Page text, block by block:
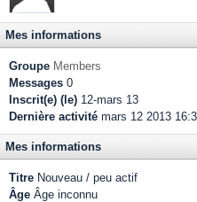
Mes informations
Groupe Members
Messages 0
Inscrit(e) (le) 12-mars 13
Dernière activité mars 12 2013
Mes informations
Titre Nouveau / peu actif
Âge Âge inconnu